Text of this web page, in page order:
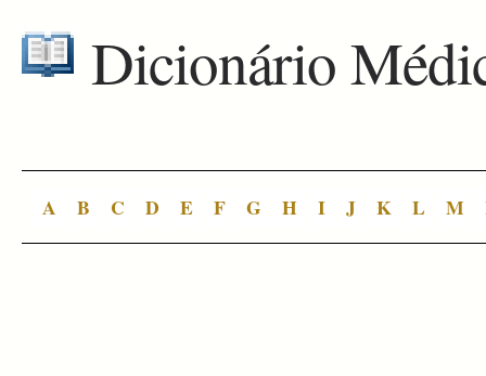
Dicionário
A B C D E F G H I J K L M